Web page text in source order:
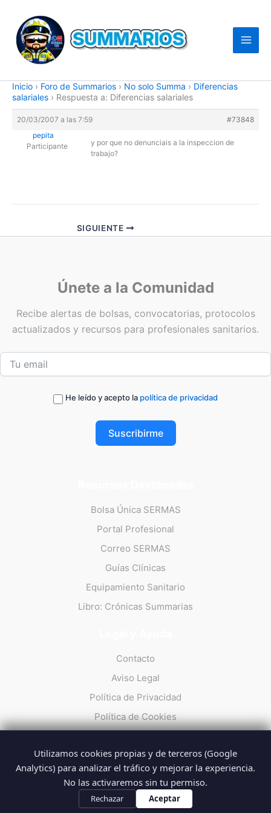
contenido
Inicio › Foro de Summarios › No solo Summa › Diferencias
salariales › Respuesta a: Diferencias salariales
20/03/2007 a las 7:59
#73848
pepita
Participante
y por que no denunciais a la inspeccion de
trabajo?
SIGUIENTE
Únete a la Comunidad
Recibe alertas de bolsas, convocatorias, protocolos
actualizados y recursos para profesionales sanitarios.
He leído y acepto la política de privacidad
Suscribirme
Bolsa Única SERMAS
Portal Profesional
Correo SERMAS
Guías Clínicas
Equipamiento Sanitario
Libro: Crónicas Summarias
Contacto
Aviso Legal
Política de Privacidad
Política de Cookies
© 2026 Summarios · La web no oficial de los profesionales del
SUMMA 112
Utilizamos cookies propias y de terceros (Google
Analytics) para analizar el tráfico y mejorar la experiencia.
No las activaremos sin tu permiso.
Rechazar Aceptar